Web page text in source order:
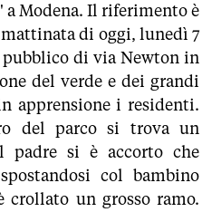
Modena. Il riferimento è
di oggi, lunedì 7
di via Newton in
del verde e dei grandi
apprensione i residenti.
del parco si trova un
padre si è accorto che
col bambino
crollato un grosso ramo.